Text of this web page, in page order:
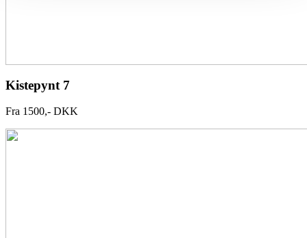
Kistepynt 7
Fra 1500,- DKK